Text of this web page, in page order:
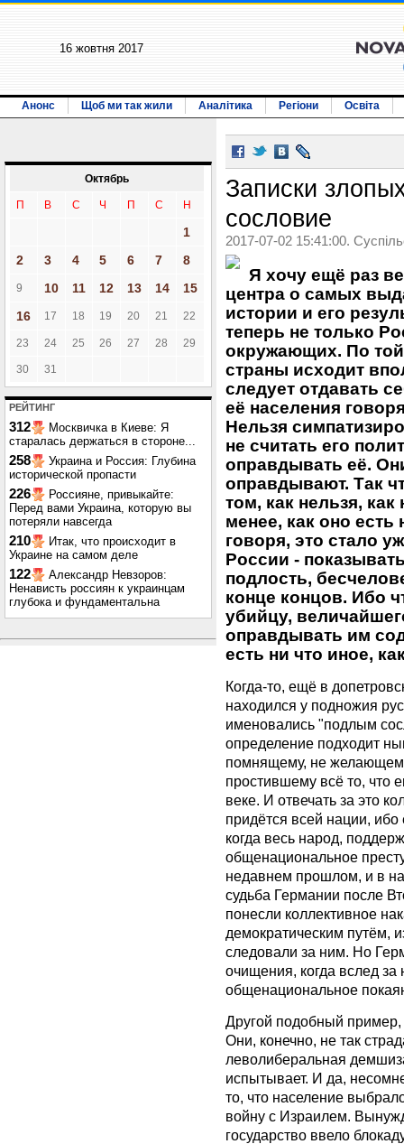
16 жовтня 2017
Анонс Щоб ми так жили Аналітика Регіони Освіта
Октябрь
П В С Ч П С Н
1
2
3 4 5 6 7 8
9 10 11 12 13 14
15
16
17 18 19 20 21 22
23 24 25 26 27 28 29
30 31
РЕЙТИНГ
312
Москвичка в Киеве: Я
старалась держаться в стороне...
258
Украина и Россия: Глубина
исторической пропасти
226
Россияне, привыкайте:
Перед вами Украина, которую вы
потеряли навсегда
210
Итак, что происходит в
Украине на самом деле
122
Александр Невзоров:
Ненависть россиян к украинцам
глубока и фундаментальна
Записки
сословие
2017-07-02 15:41:00.
Я хочу ещё раз
центра о самых
истории и его
теперь не только
окружающих. По той
страны исходит
следует отдавать
её населения
Нельзя
не считать его
оправдывать её.
оправдывают. Так
том, как нельзя,
менее, как оно
говоря, это стало
России -
подлость,
конце концов. Ибо
убийцу,
оправдывать им
есть ни что иное,
Когда-то, ещё в
находился у подножия
именовались "подлым
определение подходит
помнящему, не
простившему всё то, что
веке. И отвечать за это
придётся всей нации, ибо
когда весь народ,
общенациональное
недавнем прошлом, и в
судьба Германии после
понесли коллективное
демократическим путём,
следовали за ним. Но
очищения, когда вслед за
общенациональное
Другой подобный пример,
Они, конечно, не так
леволиберальная
испытывает. И да,
то, что население
войну с Израилем.
государство ввело